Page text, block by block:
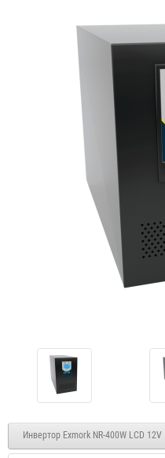
Инвертор Exmork NR-400W LCD 12V